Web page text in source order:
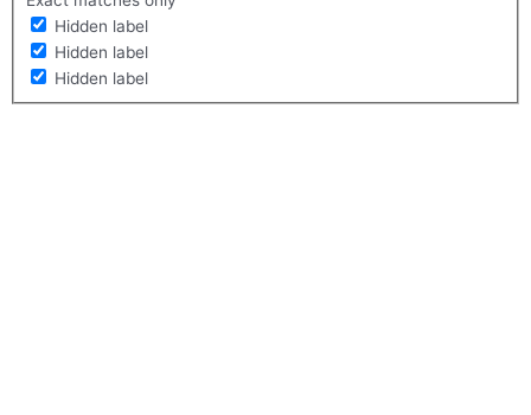
Hidden label
Hidden label
Hidden label